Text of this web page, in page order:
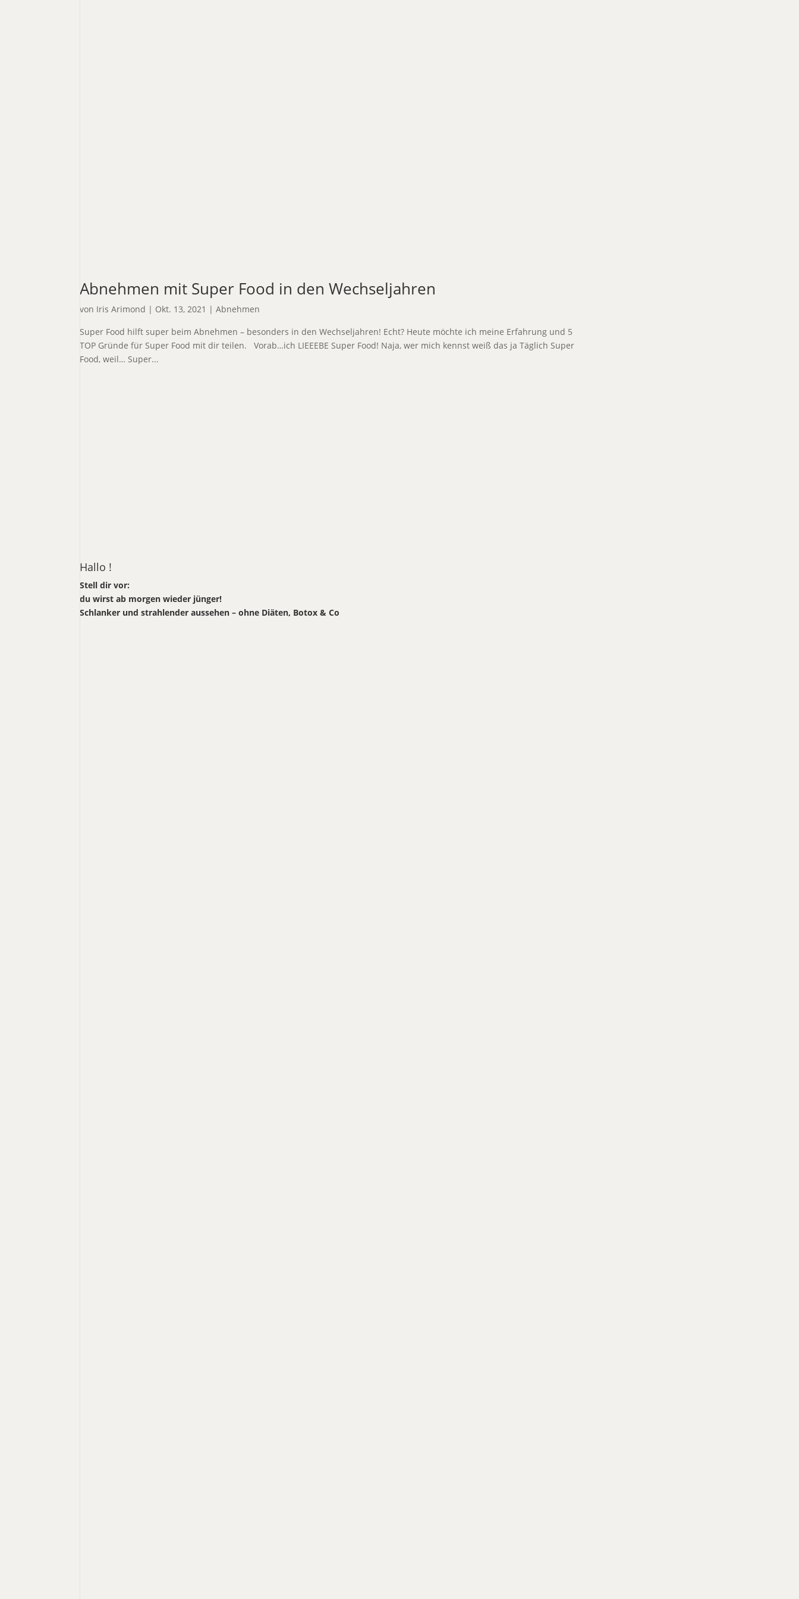
Abnehmen mit Super Food in den Wechseljahren
von Iris Arimond | Okt. 13, 2021 |Abnehmen
Super Food hilft super beim Abnehmen – besonders in den Wechseljahren! Echt? Heute möchte ich meine Erfahrung und 5
TOP Gründe für Super Food mit dir teilen. Vorab…ich LIEEEBE Super Food! Naja, wer mich kennst weiß das ja Täglich Super
Food, weil… Super...
Hallo !
Stell dir vor:
du wirst ab morgen wieder jünger!
Schlanker und strahlender aussehen – ohne Diäten, Botox & Co